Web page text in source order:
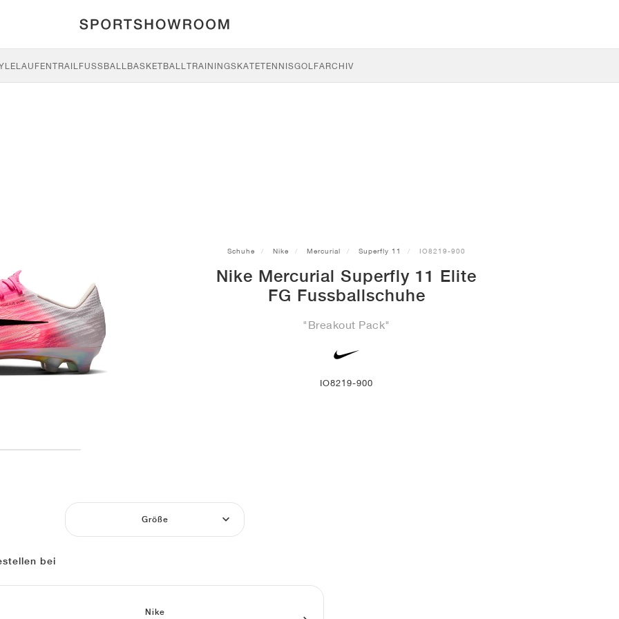
LAUFENTRAILFUSSBALL BASKETBALLTRAININGSKATETENNISGOLFARCHIV
Schuhe Nike Mercurial Superfly 11 IO8219-900
Nike Mercurial Superfly 11 Elite
FG Fussballschuhe
"Breakout Pack"
IO8219-900
Größe
bei
Nike